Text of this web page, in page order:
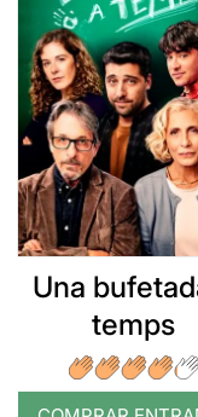
Una
temps